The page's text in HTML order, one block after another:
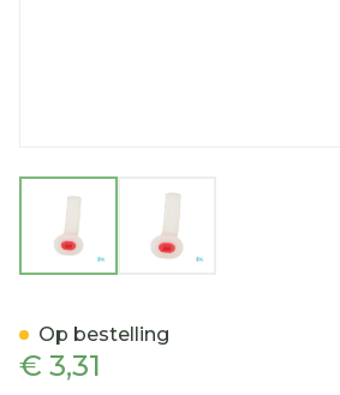
View larger imageView larger image
€ 3,31
Op bestelling